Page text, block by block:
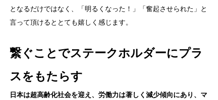
となるだけではなく、「明るくなった！」「奮起させられた」と
言って頂けるととても嬉しく感じます。
繋ぐことでステークホルダーにプラ
スをもたらす
日本は超高齢化社会を迎え、労働力は著しく減少傾向にあり、マ